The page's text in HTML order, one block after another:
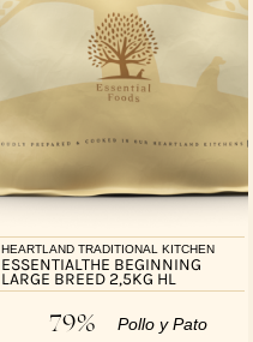
HEARTLAND TRADITIONAL KITCHEN
ESSENTIALTHE BEGINNING
LARGE BREED 2,5KG HL
79% Pollo y Pato